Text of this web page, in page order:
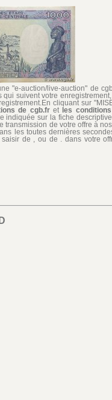
"e-auction/live-auction" de
suivent votre
cliquant sur
de cgb.fret les
indiquée sur la fiche
de votre offre à
les toutes dernières
saisir de , ou de . dans votre